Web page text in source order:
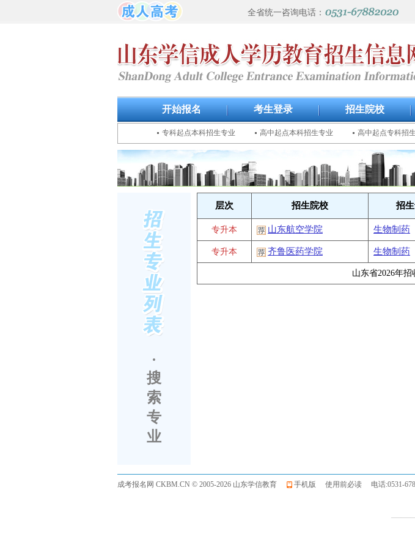
全省统一咨询电话：
开始报名 考生登录 招生院校
专科起点本科招生专业 高中起点本科招生专业 高中起点专科招
层次 招生院校 招
专升本 山东航空学院 生物制药
专升本 齐鲁医药学院 生物制药
山东省2026年招
·
搜
索
专
业
成考报名网 CKBM.CN © 2005-2026 山东学信教育 手机版 使用前必读 电话:0531-